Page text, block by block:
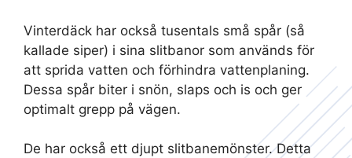
Vinterdäck har också tusentals små spår (så
kallade siper) i sina slitbanor som används för
att sprida vatten och förhindra vattenplaning.
Dessa spår biter i snön, slaps och is och ger
optimalt grepp på vägen.
De har också ett djupt slitbanemönster. Detta